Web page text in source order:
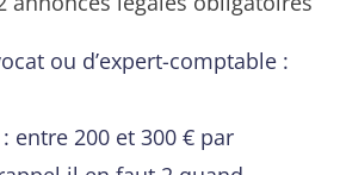
ou d’expert-comptable :
entre 200 et 300 € par